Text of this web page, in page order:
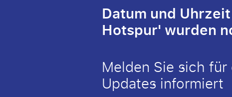
Datum und
Hotspur' wurden
Melden Sie sich
Updates informiert